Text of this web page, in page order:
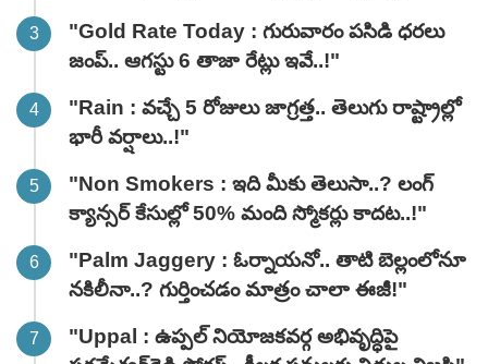
"Gold Rate Today : గురువారం పసిడి ధరలు
జంప్.. ఆగస్టు 6 తాజా రేట్లు ఇవే..!"
"Rain : వచ్చే 5 రోజులు జాగ్రత్త.. తెలుగు రాష్ట్రాల్లో
భారీ వ‌ర్షాలు..!"
"Non Smokers : ఇది మీకు తెలుసా..? లంగ్
క్యాన్సర్ కేసుల్లో 50% మంది స్మోకర్లు కాదట..!"
"Palm Jaggery : ఓర్నాయనో.. తాటి బెల్లంలోనూ
నకిలీనా..? గుర్తించడం మాత్రం చాలా ఈజీ!"
"Uppal : ఉప్పల్ నియోజకవర్గ అభివృద్ధిపై